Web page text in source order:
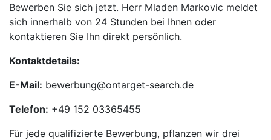
Bewerben Sie sich jetzt. Herr Mladen Markovic meldet
sich innerhalb von 24 Stunden bei Ihnen oder
kontaktieren Sie Ihn direkt persönlich.
Kontaktdetails:
E-Mail: bewerbung@ontarget-search.de
Telefon: +49 152 03365455
Für jede qualifizierte Bewerbung, pflanzen wir drei